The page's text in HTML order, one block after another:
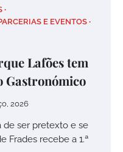
E EVENTOS
Lafões tem
Gastronómico
2026
de ser pretexto e se
Frades recebe a 1.ª